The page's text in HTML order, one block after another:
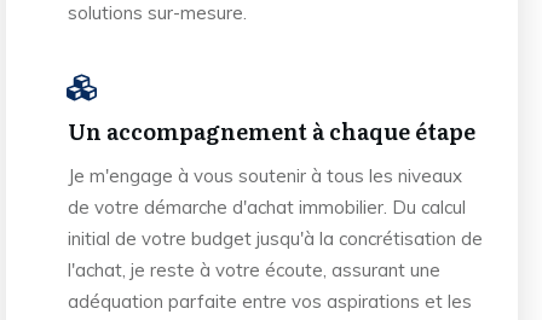
solutions sur-mesure.
Un accompagnement à chaque étape
Je m'engage à vous soutenir à tous les niveaux
de votre démarche d'achat immobilier. Du calcul
initial de votre budget jusqu'à la concrétisation de
l'achat, je reste à votre écoute, assurant une
adéquation parfaite entre vos aspirations et les